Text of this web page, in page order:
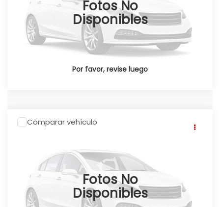
Fotos No
Disponibles
Por favor, revise luego
Disponible
Fotos No
Disponibles
2026Honda CRVCR-V TOURING HEV 2026
348618
Disponible
Comparar vehículo